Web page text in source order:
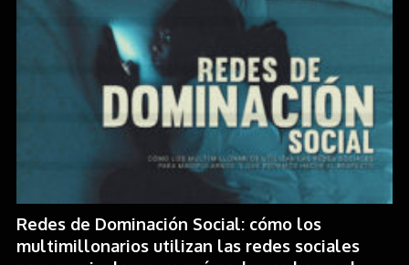
Redes de Dominación Social: cómo los
multimillonarios utilizan las redes sociales